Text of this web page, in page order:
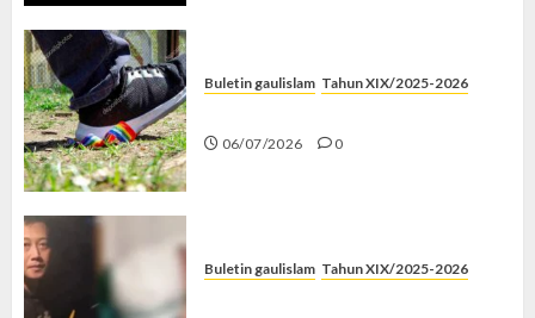
Buletin gaulislam Tahun XIX/2025-2026
06/07/2026 0
Buletin gaulislam Tahun XIX/2025-2026